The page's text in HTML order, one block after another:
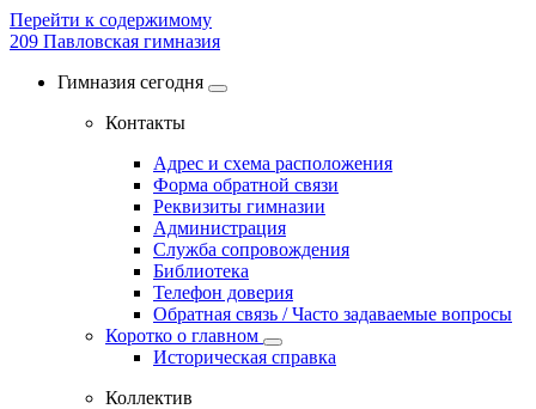
Перейти к содержимому
209 Павловская гимназия
Гимназия сегодня
Контакты
Адрес и схема расположения
Форма обратной связи
Реквизиты гимназии
Администрация
Служба сопровождения
Библиотека
Телефон доверия
Обратная связь / Часто задаваемые вопросы
Коротко о главном
Историческая справка
Коллектив